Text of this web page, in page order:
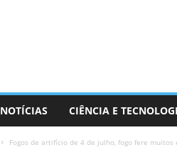
NOTÍCIAS CIÊNCIA E
Fogos de artifício de 4 de julho, fogo fere muitos